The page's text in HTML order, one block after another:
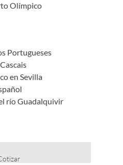
Olímpico
Portugueses
en Sevilla
río Guadalquivir